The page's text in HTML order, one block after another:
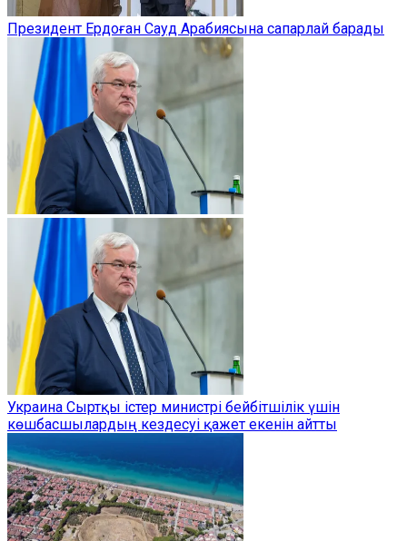
Президент Ердоған Сауд Арабиясына сапарлай барады
Украина Сыртқы істер министрі бейбітшілік үшін
көшбасшылардың кездесуі қажет екенін айтты